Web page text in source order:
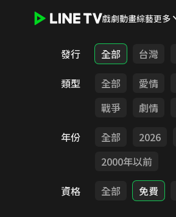
戲劇動畫綜藝更多
發行 全部 台灣
類型
全部 愛情
戰爭
劇情
年份
全部 2026
2000年以前
資格
全部 免費